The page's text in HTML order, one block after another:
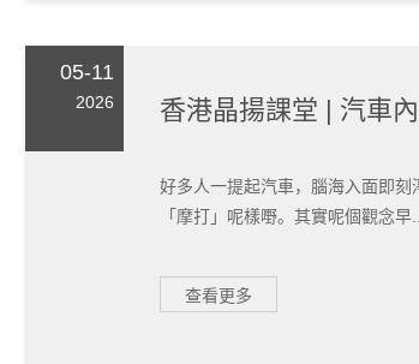
05-11
2026 香港晶揚課堂 | 汽車
好多人一提起汽車，腦海入面即
「摩打」呢樣嘢。其實呢個觀念早...
查看更多